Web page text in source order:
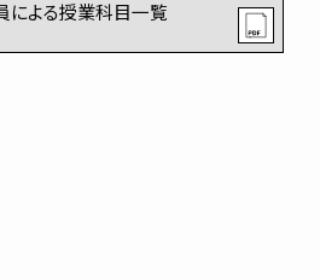
による授業科目一覧